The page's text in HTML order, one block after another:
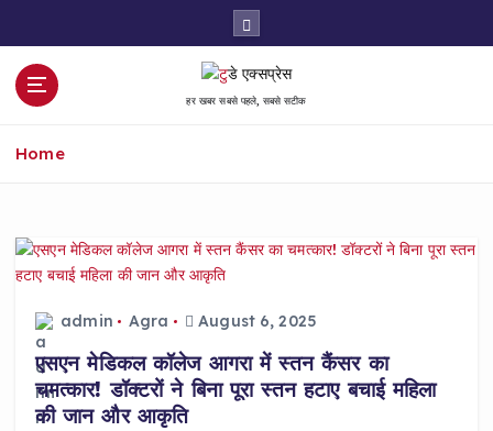
हर खबर सबसे पहले, सबसे सटीक
Home
admin Agra August 6, 2025
एसएन मेडिकल कॉलेज आगरा में स्तन कैंसर का
चमत्कार! डॉक्टरों ने बिना पूरा स्तन हटाए बचाई महिला
की जान और आकृति